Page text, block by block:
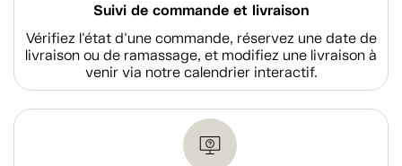
Suivi de commande et livraison
Vérifiez l'état d'une commande, réservez une date de
livraison ou de ramassage, et modifiez une livraison à
venir via notre calendrier interactif.